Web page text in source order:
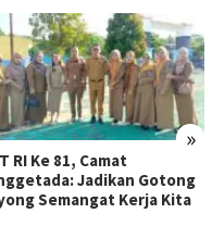
»
RI Ke 81, Camat
Jadikan Gotong
Semangat Kerja Kita